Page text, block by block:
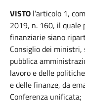
VISTO l’articolo 1,
2019, n. 160, il quale
finanziarie siano
Consiglio dei
pubblica
lavoro e delle
e delle finanze, da
Conferenza unificata;